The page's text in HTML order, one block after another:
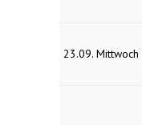
23.09. Mittwoch